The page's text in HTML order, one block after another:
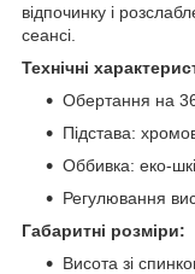
відпочинку і
сеансі.
Технічні
Обертання на
Підстава:
Оббивка: еко-
Регулювання
Габаритні розміри:
Висота зі